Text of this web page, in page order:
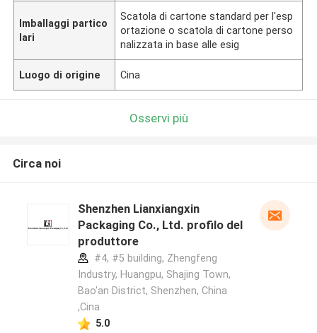
Imballaggi partico
lari
Scatola di cartone standard per l'esp
ortazione o scatola di cartone perso
nalizzata in base alle esig
Luogo di origine Cina
Osservi più
Circa noi
Shenzhen Lianxiangxin
Packaging Co., Ltd. profilo del
produttore
#4, #5 building, Zhengfeng
Industry, Huangpu, Shajing Town,
Bao'an District, Shenzhen, China
,Cina
5.0